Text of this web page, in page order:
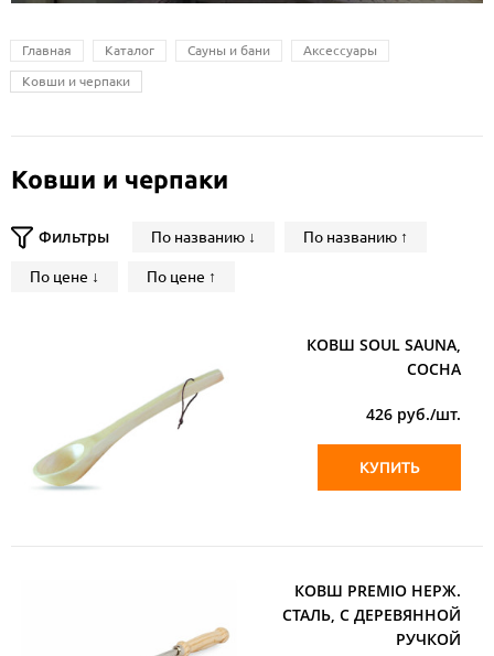
Главная Каталог Сауны и бани Аксессуары
Ковши и черпаки
Ковши и черпаки
Фильтры По названию ↓ По названию ↑
По цене ↓ По цене ↑
КОВШ SOUL SAUNA,
СОСНА
426 руб./шт.
КУПИТЬ
КОВШ PREMIO НЕРЖ.
СТАЛЬ, С ДЕРЕВЯННОЙ
РУЧКОЙ